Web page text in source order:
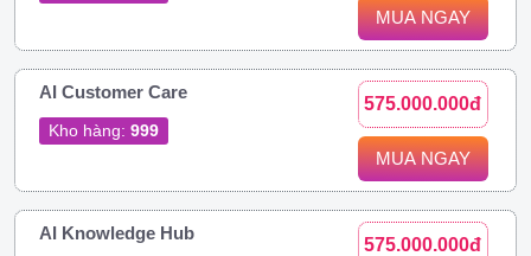
MUA NGAY
AI Customer Care
Kho hàng: 999
575.000.000đ
MUA NGAY
AI Knowledge Hub
575.000.000đ